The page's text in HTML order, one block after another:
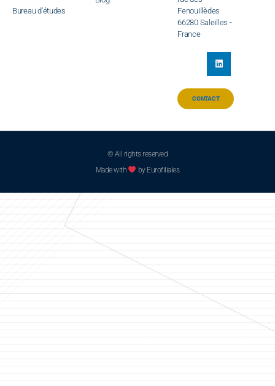
Bureau d'études
Fenouillèdes
66280 Saleilles -
France
CONTACT
© All rights reserved
Made with
by Eurofiliales